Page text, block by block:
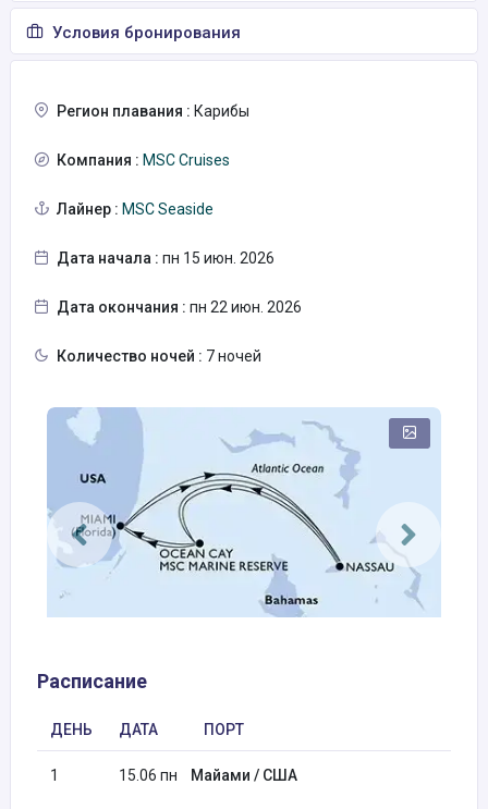
Условия бронирования
Регион плавания : Карибы
Компания : MSC Cruises
Лайнер : MSC Seaside
Дата начала : пн 15 июн. 2026
Дата окончания : пн 22 июн. 2026
Количество ночей : 7 ночей
Расписание
ДЕНЬ ДАТА ПОРТ
1 15.06 пн Майами / США